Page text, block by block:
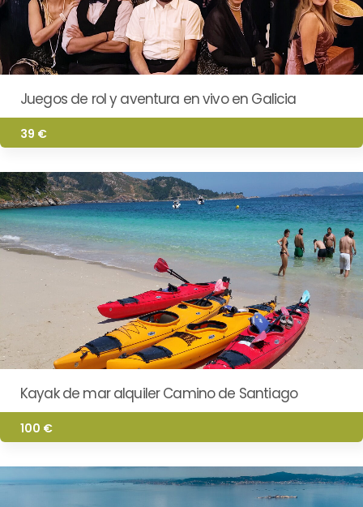
Juegos de rol y aventura en vivo en Galicia
39 €
Kayak de mar alquiler Camino de Santiago
100 €